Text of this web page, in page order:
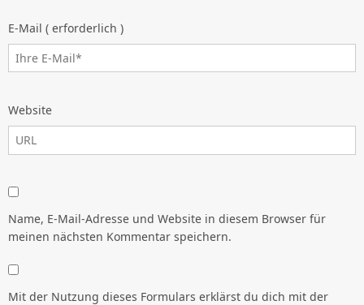
E-Mail ( erforderlich )
Website
Name, E-Mail-Adresse und Website in diesem Browser für
meinen nächsten Kommentar speichern.
Mit der Nutzung dieses Formulars erklärst du dich mit der